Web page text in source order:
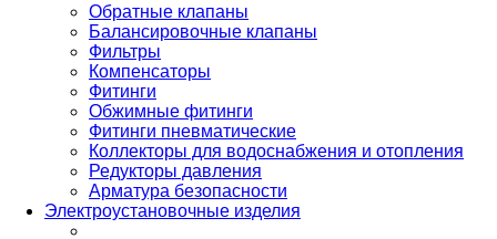
Обратные клапаны
Балансировочные клапаны
Фильтры
Компенсаторы
Фитинги
Обжимные фитинги
Фитинги пневматические
Коллекторы для водоснабжения и отопления
Редукторы давления
Арматура безопасности
Электроустановочные изделия